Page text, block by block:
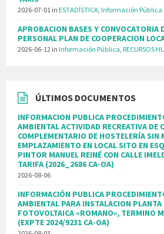
2026-07-01 in ESTADÍSTICA, Información Pública
APROBACION BASES Y CONVOCATORIA
PERSONAL PLAN DE COOPERACION
2026-06-12 in Información Pública, RECURSOS
ÚLTIMOS DOCUMENTOS
INFORMACION PUBLICA
AMBIENTAL ACTIVIDAD RECREATIVA DE
COMPLEMENTARIO DE HOSTELERÍA SIN
EMPLAZAMIENTO EN LOCAL SITO EN
PINTOR MANUEL REINÉ CON CALLE
TARIFA (2026_2686 CA-OA)
2026-08-06
INFORMACIÓN PUBLICA
AMBIENTAL PARA INSTALACION PLANTA
FOTOVOLTAICA «ROMANO», TERMINO
(EXPTE 2024/9231 CA-OA)